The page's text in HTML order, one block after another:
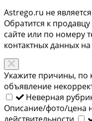
Astrego.ru не
Обратится к
сайте или по номеру
контактных данных
Укажите причины, по
объявление
Неверная
Описание/фото/цена